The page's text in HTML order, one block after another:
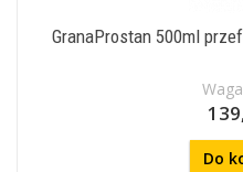
GranaProstan 500ml
Do